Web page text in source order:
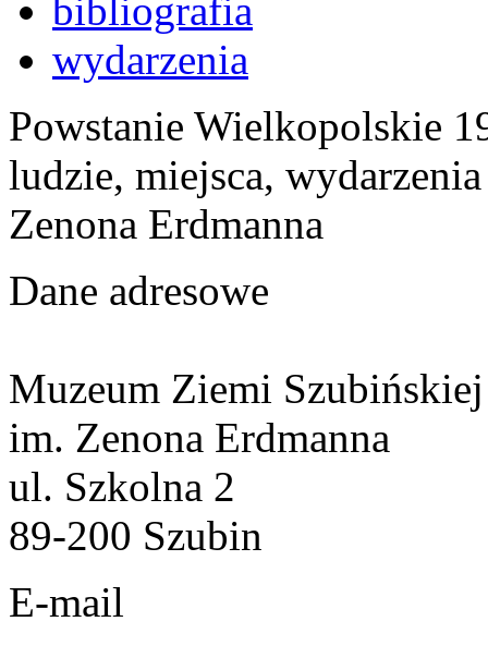
bibliografia
wydarzenia
Powstanie Wielkopolskie
ludzie, miejsca,
Zenona Erdmanna
Dane adresowe
Muzeum Ziemi Szubińskiej
im. Zenona Erdmanna
ul. Szkolna 2
89-200 Szubin
E-mail